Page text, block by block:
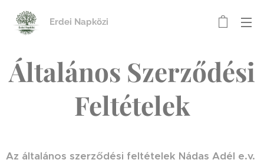
Erdei Napközi
Általános Szerződési
Feltételek
Az általános szerződési feltételek Nádas Adél e.v.